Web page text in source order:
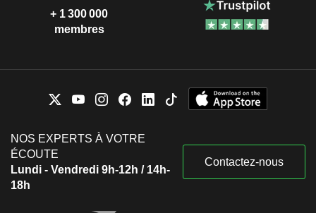
+ 1 300 000
membres
NOS EXPERTS À VOTRE
ÉCOUTE
Lundi - Vendredi 9h-12h / 14h-
18h
Contactez-nous